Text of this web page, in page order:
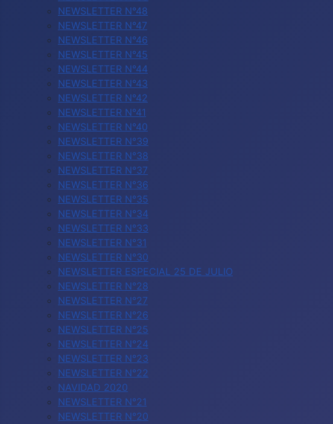
NEWSLETTER N°48
NEWSLETTER N°47
NEWSLETTER N°46
NEWSLETTER N°45
NEWSLETTER N°44
NEWSLETTER N°43
NEWSLETTER N°42
NEWSLETTER N°41
NEWSLETTER N°40
NEWSLETTER N°39
NEWSLETTER N°38
NEWSLETTER N°37
NEWSLETTER N°36
NEWSLETTER N°35
NEWSLETTER N°34
NEWSLETTER N°33
NEWSLETTER N°31
NEWSLETTER N°30
NEWSLETTER ESPECIAL 25 DE JULIO
NEWSLETTER N°28
NEWSLETTER N°27
NEWSLETTER N°26
NEWSLETTER N°25
NEWSLETTER N°24
NEWSLETTER N°23
NEWSLETTER N°22
NAVIDAD 2020
NEWSLETTER N°21
NEWSLETTER N°20